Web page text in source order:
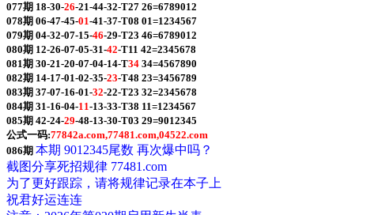
077期 18-30-26-21-44-32-T27 26=6789012
078期 06-47-45-01-41-37-T08 01=1234567
079期 04-32-07-15-46-29-T23 46=6789012
080期 12-26-07-05-31-42-T11 42=2345678
081期 30-21-20-07-04-14-T34 34=4567890
082期 14-17-01-02-35-23-T48 23=3456789
083期 37-07-16-01-32-22-T23 32=2345678
084期 31-16-04-11-13-33-T38 11=1234567
085期 42-24-29-48-13-30-T03 29=9012345
公式一码:77842a.com,77481.com,04522.com
086期 本期 9012345尾数 再次爆中吗？
截图分享死招规律 77481.com
为了更好跟踪，请将规律记录在本子上
祝君好运连连